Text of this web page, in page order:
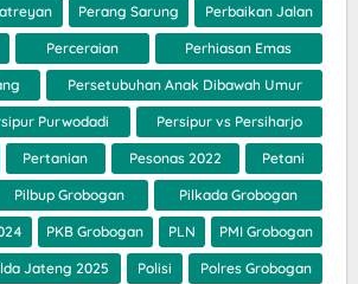
Perang Sarung Perbaikan Jalan
Perceraian Perhiasan Emas
Persetubuhan Anak Dibawah Umur
Purwodadi Persipur vs Persiharjo
Pertanian Pesonas 2022 Petani
Pilbup Grobogan Pilkada Grobogan
PKB Grobogan PLN PMI Grobogan
Jateng 2025 Polisi Polres Grobogan